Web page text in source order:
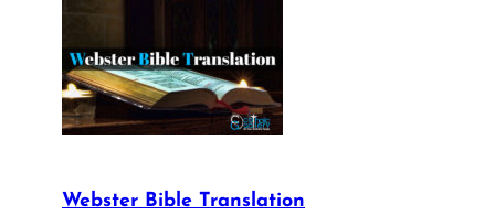
Webster Bible Translation